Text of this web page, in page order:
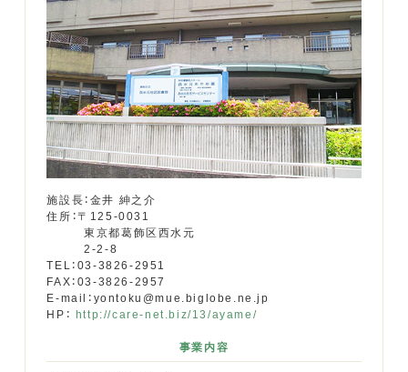
施設長：金井 紳之介
住所：〒125-0031
東京都葛飾区西水元
2-2-8
TEL：03-3826-2951
FAX：03-3826-2957
E-mail：yontoku@mue.biglobe.ne.jp
HP：
http://care-net.biz/13/ayame/
事業内容